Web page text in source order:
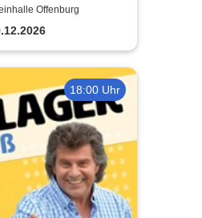
Offenburg
18:00 Uhr